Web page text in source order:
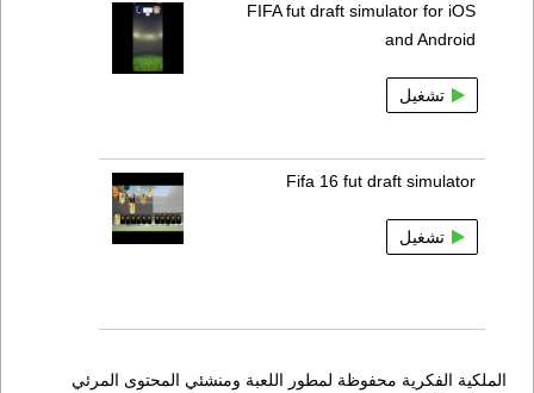
FIFA fut draft simulator for iOS
and Android
تشغيل
Fifa 16 fut draft simulator
تشغيل
الملكية الفكرية محفوظة لمطور اللعبة ومنشئي المحتوى المرئي